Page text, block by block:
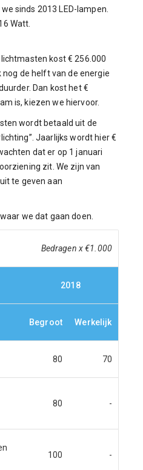
sinds 2013 LED-lampen.
Watt.
kost € 256.000
nog de helft van de energie
Dan kost het €
is, kiezen we hiervoor.
wordt betaald uit de
Jaarlijks wordt hier €
dat er op 1 januari
zit. We zijn van
te geven aan
we dat gaan doen.
Bedragen x €1.000
2018
Begroot Werkelijk
80 70
80 -
100 -